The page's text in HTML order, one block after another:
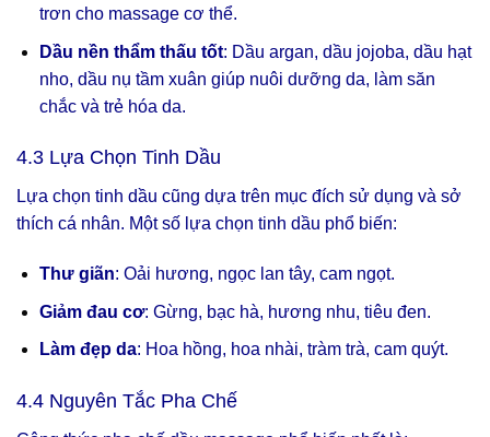
trơn cho massage cơ thể.
Dầu nền thẩm thấu tốt: Dầu argan, dầu jojoba, dầu hạt
nho, dầu nụ tầm xuân giúp nuôi dưỡng da, làm săn
chắc và trẻ hóa da.
4.3 Lựa Chọn Tinh Dầu
Lựa chọn tinh dầu cũng dựa trên mục đích sử dụng và sở
thích cá nhân. Một số lựa chọn tinh dầu phổ biến:
Thư giãn: Oải hương, ngọc lan tây, cam ngọt.
Giảm đau cơ: Gừng, bạc hà, hương nhu, tiêu đen.
Làm đẹp da: Hoa hồng, hoa nhài, tràm trà, cam quýt.
4.4 Nguyên Tắc Pha Chế